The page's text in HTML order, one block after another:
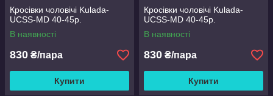
Кросівки чоловічі Kulada-
UCSS-MD 40-45р.
В наявності
830 ₴/пара
Купити
Кросівки чоловічі Kulada-
UCSS-MD 40-45р.
В наявності
830 ₴/пара
Купити